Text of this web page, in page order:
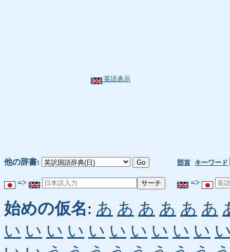
英語表示
他の辞書: 部首 キーワード
=> =>
始めの仮名: あ あ あ あ あ あ
い い い い い い い い い い